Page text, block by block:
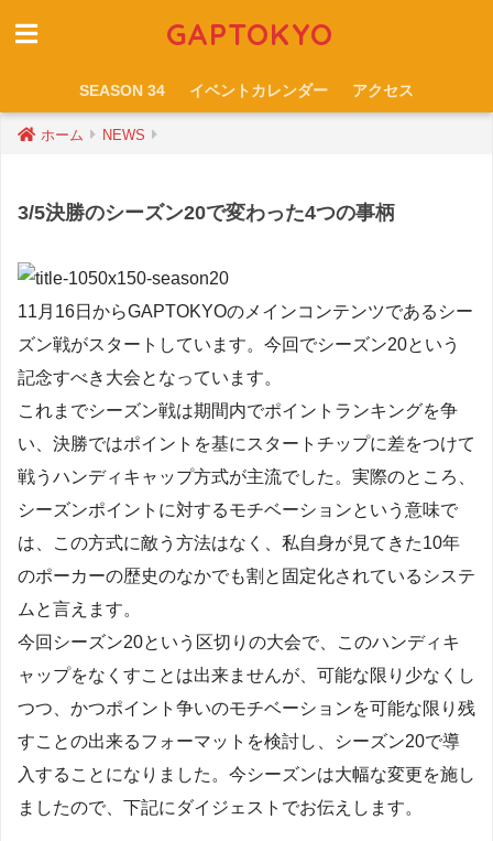
GAPTOKYO
SEASON 34 イベントカレンダー アクセス
ホーム NEWS
3/5決勝のシーズン20で変わった4つの事柄
11月16日からGAPTOKYOのメインコンテンツであるシー
ズン戦がスタートしています。今回でシーズン20という
記念すべき大会となっています。
これまでシーズン戦は期間内でポイントランキングを争
い、決勝ではポイントを基にスタートチップに差をつけて
戦うハンディキャップ方式が主流でした。実際のところ、
シーズンポイントに対するモチベーションという意味で
は、この方式に敵う方法はなく、私自身が見てきた10年
のポーカーの歴史のなかでも割と固定化されているシステ
ムと言えます。
今回シーズン20という区切りの大会で、このハンディキ
ャップをなくすことは出来ませんが、可能な限り少なくし
つつ、かつポイント争いのモチベーションを可能な限り残
すことの出来るフォーマットを検討し、シーズン20で導
入することになりました。今シーズンは大幅な変更を施し
ましたので、下記にダイジェストでお伝えします。